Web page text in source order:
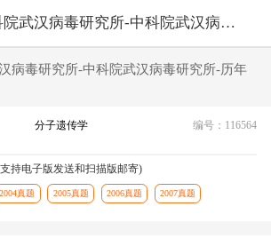
考研题库-中科院武汉病毒研究所-中科院武汉病毒研究所-历年考研真题
病毒研究所-中科院武汉病毒研究所-历年
分子遗传学 编号：116564
持电子版发送和扫描版邮寄)
2004真题 2005真题 2006真题 2007真题